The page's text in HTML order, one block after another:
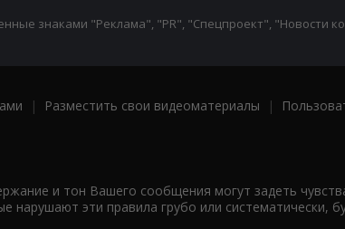
знаками "Реклама", "PR", "Спецпроект", "Новости
| Разместить свои видеоматериалы |
и тон Вашего сообщения могут задеть
эти правила грубо или систематически,